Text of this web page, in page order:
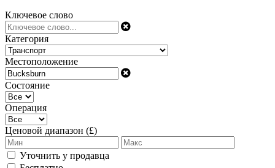
Ключевое слово
Категория
Местоположение
Состояние
Операция
Ценовой диапазон (£)
Уточнить у продавца